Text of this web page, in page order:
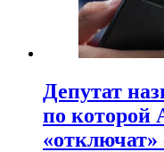
Депутат
по которой